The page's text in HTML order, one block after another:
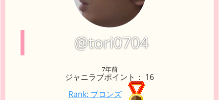
@tori0704
7年前
ジャニラブポイント： 16
Rank: ブロンズ